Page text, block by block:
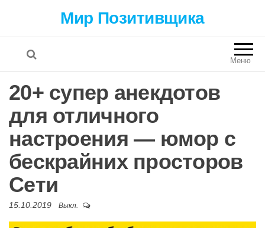
Мир Позитивщика
Меню
20+ супер анекдотов
для отличного
настроения — юмор с
бескрайних просторов
Сети
15.10.2019 Выкл.